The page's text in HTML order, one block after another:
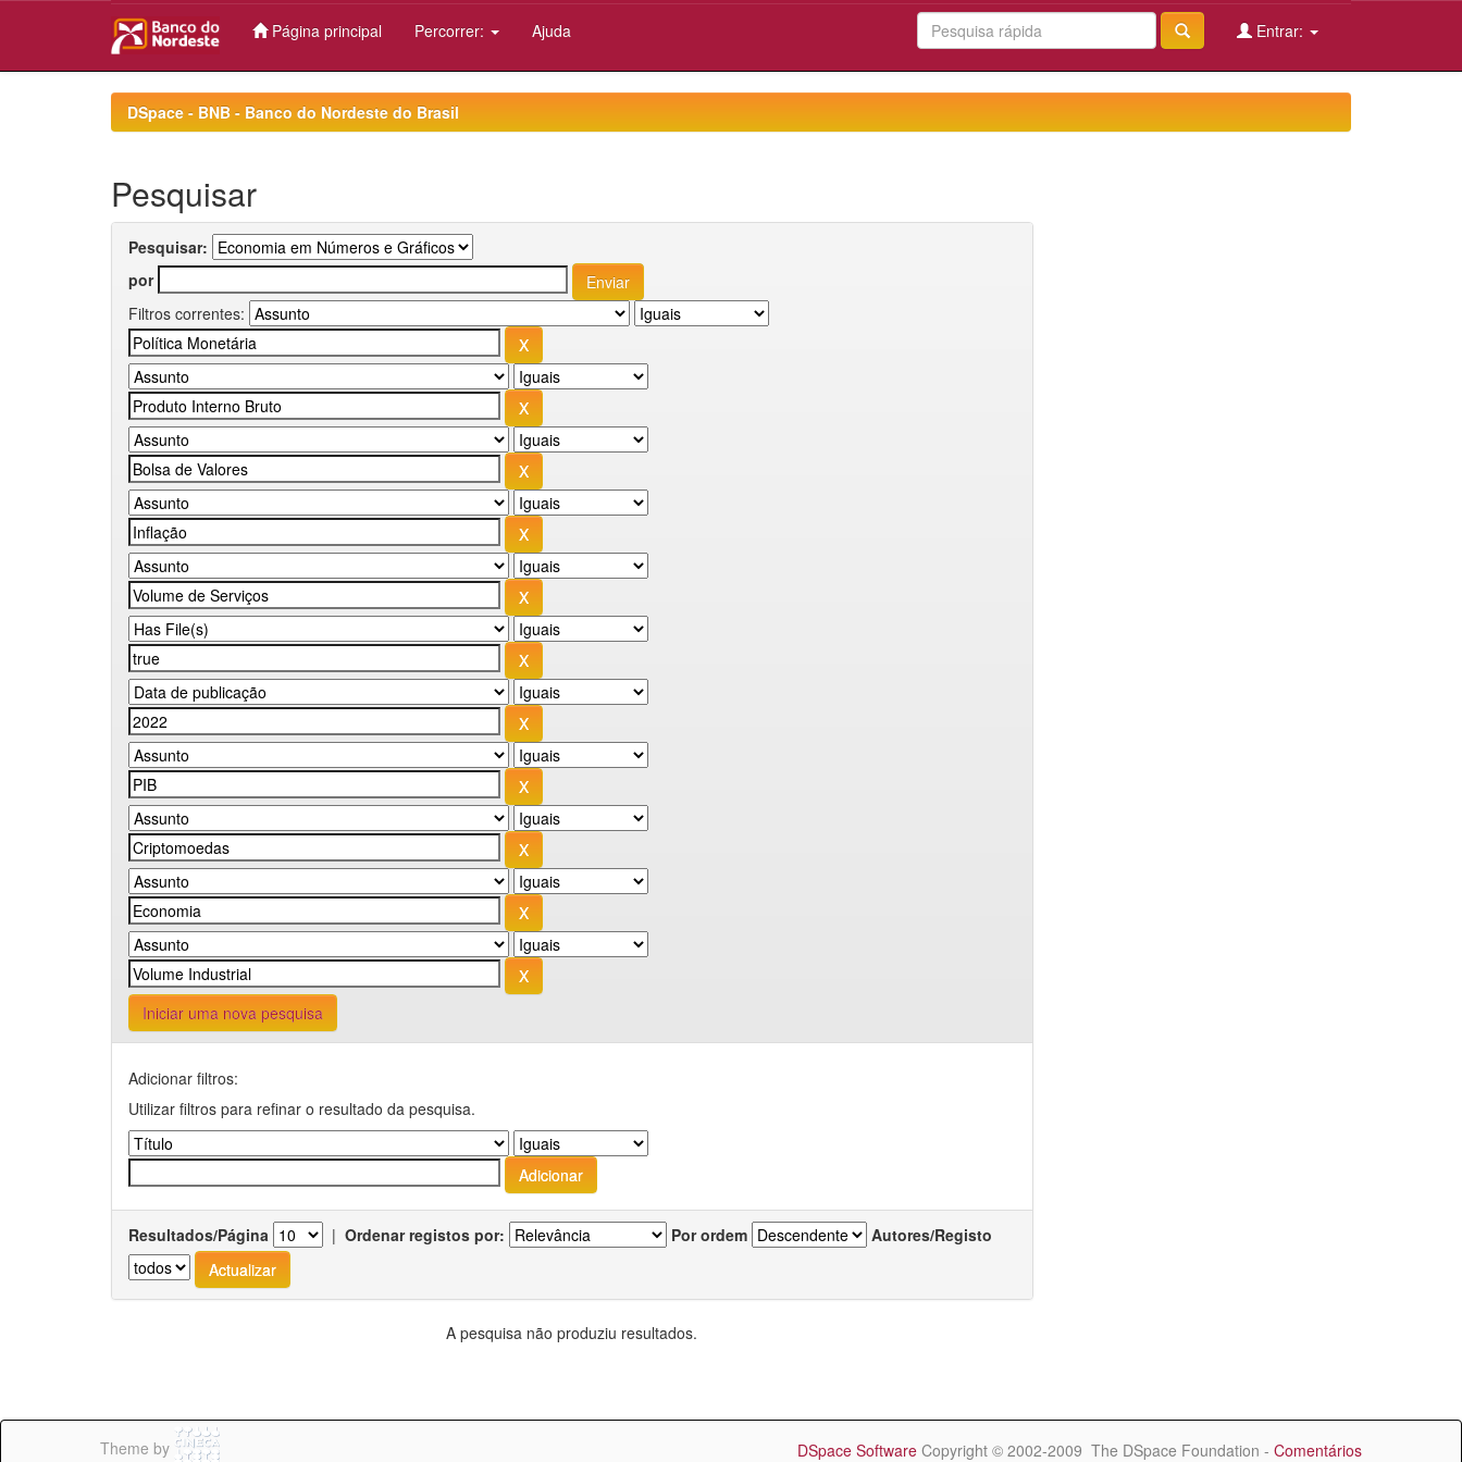
Página principal Percorrer: Ajuda Entrar:
DSpace - BNB - Banco do Nordeste do Brasil
Pesquisar
Pesquisar:
por
Filtros correntes:
Iniciar uma nova pesquisa
Adicionar filtros:
Utilizar filtros para refinar o resultado da pesquisa.
Resultados/Página | Ordenar registos por: Por ordem Autores/Registo
A pesquisa não produziu resultados.
Theme by DSpace Software Copyright © 2002-2009 The DSpace Foundation - Comentários